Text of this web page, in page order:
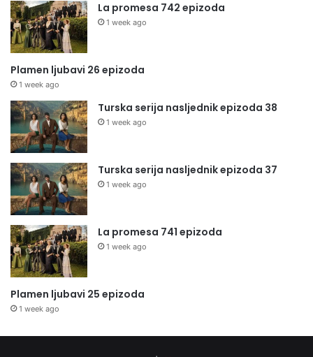
La promesa 742 epizoda
1 week ago
Plamen ljubavi 26 epizoda
1 week ago
Turska serija nasljednik epizoda 38
1 week ago
Turska serija nasljednik epizoda 37
1 week ago
La promesa 741 epizoda
1 week ago
Plamen ljubavi 25 epizoda
1 week ago